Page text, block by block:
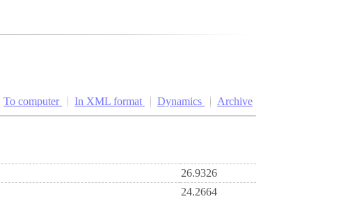
To computer In XML format Dynamics Archive
26.9326
24.2664